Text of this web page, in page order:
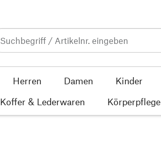
Herren Damen Kinder
Koffer & Lederwaren Körperpflege